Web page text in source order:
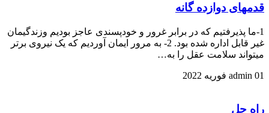
قدمهای دوازده گانه
1-ما پذیرفتیم که در برابر غرور و خودپسندی عاجز بودیم وزندگیمان
غیر قابل اداره شده بود. 2- به مرور ایمان آوردیم که یک نیروی برتر
میتواند سلامت عقل را به…
admin 01 فوریه 2022
راه حل